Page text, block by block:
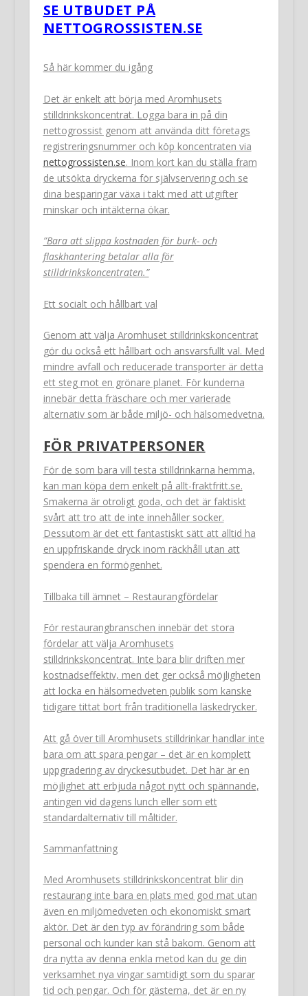
SE UTBUDET PÅ
NETTOGROSSISTEN.SE
Så här kommer du igång
Det är enkelt att börja med Aromhusets
stilldrinkskoncentrat. Logga bara in på din
nettogrossist genom att använda ditt företags
registreringsnummer och köp koncentraten via
nettogrossisten.se. Inom kort kan du ställa fram
de utsökta dryckerna för självservering och se
dina besparingar växa i takt med att utgifter
minskar och intäkterna ökar.
”Bara att slippa kostnaden för burk- och
flaskhantering betalar alla för
stilldrinkskoncentraten.”
Ett socialt och hållbart val
Genom att välja Aromhuset stilldrinkskoncentrat
gör du också ett hållbart och ansvarsfullt val. Med
mindre avfall och reducerade transporter är detta
ett steg mot en grönare planet. För kunderna
innebär detta fräschare och mer varierade
alternativ som är både miljö- och hälsomedvetna.
FÖR PRIVATPERSONER
För de som bara vill testa stilldrinkarna hemma,
kan man köpa dem enkelt på allt-fraktfritt.se.
Smakerna är otroligt goda, och det är faktiskt
svårt att tro att de inte innehåller socker.
Dessutom är det ett fantastiskt sätt att alltid ha
en uppfriskande dryck inom räckhåll utan att
spendera en förmögenhet.
Tillbaka till ämnet – Restaurangfördelar
För restaurangbranschen innebär det stora
fördelar att välja Aromhusets
stilldrinkskoncentrat. Inte bara blir driften mer
kostnadseffektiv, men det ger också möjligheten
att locka en hälsomedveten publik som kanske
tidigare tittat bort från traditionella läskedrycker.
Att gå över till Aromhusets stilldrinkar handlar inte
bara om att spara pengar – det är en komplett
uppgradering av dryckesutbudet. Det här är en
möjlighet att erbjuda något nytt och spännande,
antingen vid dagens lunch eller som ett
standardalternativ till måltider.
Sammanfattning
Med Aromhusets stilldrinkskoncentrat blir din
restaurang inte bara en plats med god mat utan
även en miljömedveten och ekonomiskt smart
aktör. Det är den typ av förändring som både
personal och kunder kan stå bakom. Genom att
dra nytta av denna enkla metod kan du ge din
verksamhet nya vingar samtidigt som du sparar
tid och pengar. Och för gästerna, det är en ny